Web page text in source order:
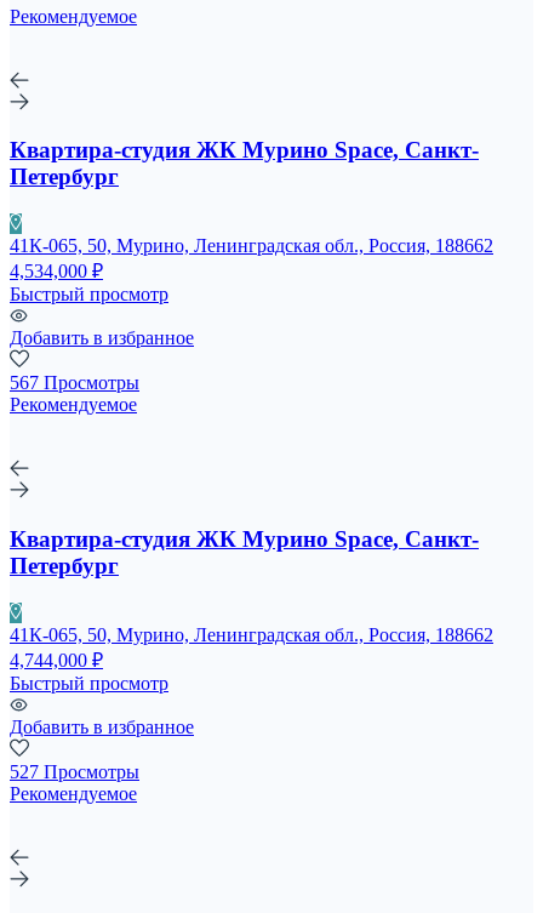
Рекомендуемое
Квартира-студия ЖК Мурино Space, Санкт-
Петербург
41К-065, 50, Мурино, Ленинградская обл., Россия, 188662
4,534,000 ₽
Быстрый просмотр
Добавить в избранное
567 Просмотры
Рекомендуемое
Квартира-студия ЖК Мурино Space, Санкт-
Петербург
41К-065, 50, Мурино, Ленинградская обл., Россия, 188662
4,744,000 ₽
Быстрый просмотр
Добавить в избранное
527 Просмотры
Рекомендуемое